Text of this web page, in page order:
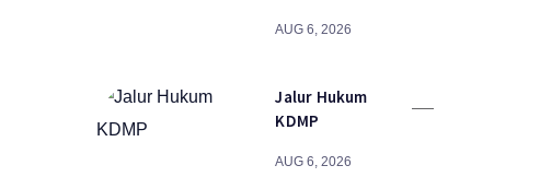
AUG 6, 2026
Jalur Hukum
KDMP
AUG 6, 2026